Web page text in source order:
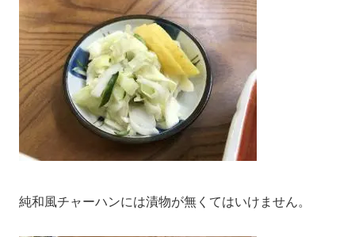
純和風チャーハンには漬物が無くてはいけません。